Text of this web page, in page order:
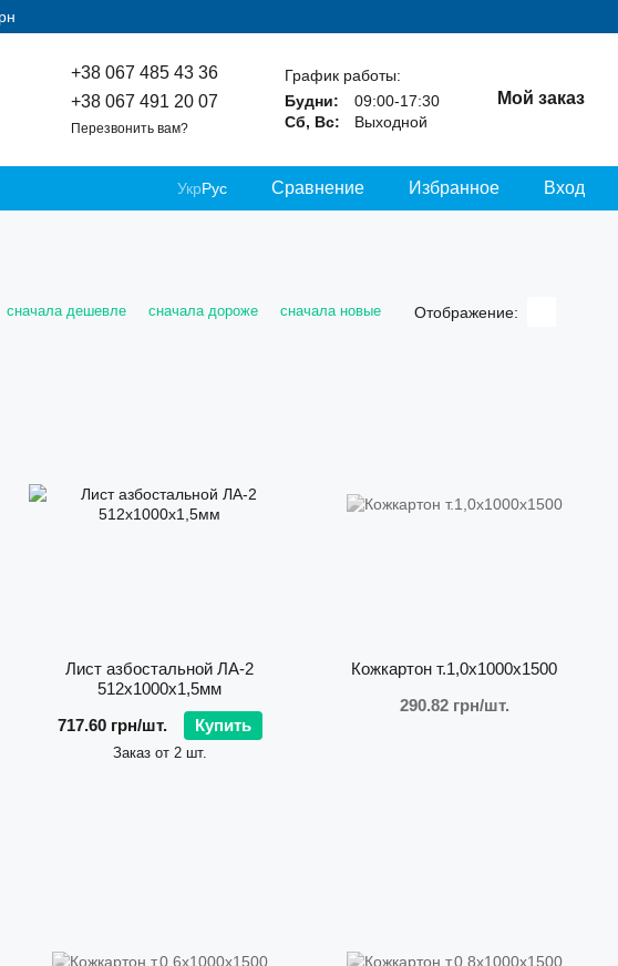
+38 067 485 43 36
+38 067 491 20 07
Перезвонить вам?
График работы:
Будни:
09:00-17:30
Сб, Вс:
Выходной
Мой заказ
УкрРус Сравнение Избранное Вход
сначала дешевле сначала дороже сначала новые Отображение:
Лист азбостальной ЛА-2
512х1000х1,5мм
717.60 грн/шт.
Купить
Заказ от 2 шт.
Кожкартон т.1,0х1000х1500
290.82 грн/шт.